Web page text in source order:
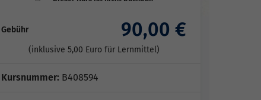
Gebühr 90,00 €
(inklusive 5,00 Euro für Lernmittel)
Kursnummer: B408594